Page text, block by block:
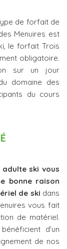
de forfait de
Menuires est
le forfait Trois
obligatoire.
sur un jour
domaine des
du cours
ski vous
bonne raison
de ski dans
vous fait
de matériel.
d’un
de nos